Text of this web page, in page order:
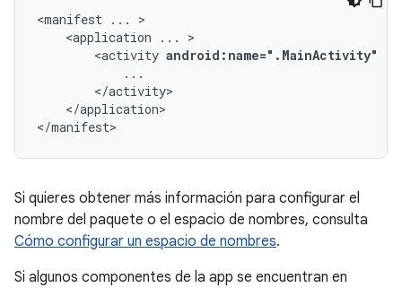
<manifest ...
<application
...
<activity android:name=".MainActivity"
</application>
</manifest>
Si quieres obtener más información para configurar el
nombre del paquete o el espacio de nombres, consulta
Cómo configurar un espacio de nombres.
Si algunos componentes de la app se encuentran en